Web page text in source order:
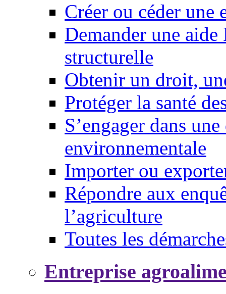
Créer ou céder une
Demander une
structurelle
Obtenir un droit,
Protéger la santé
S’engager dans
environnementale
Importer ou
Répondre aux
l’agriculture
Toutes les
Entreprise